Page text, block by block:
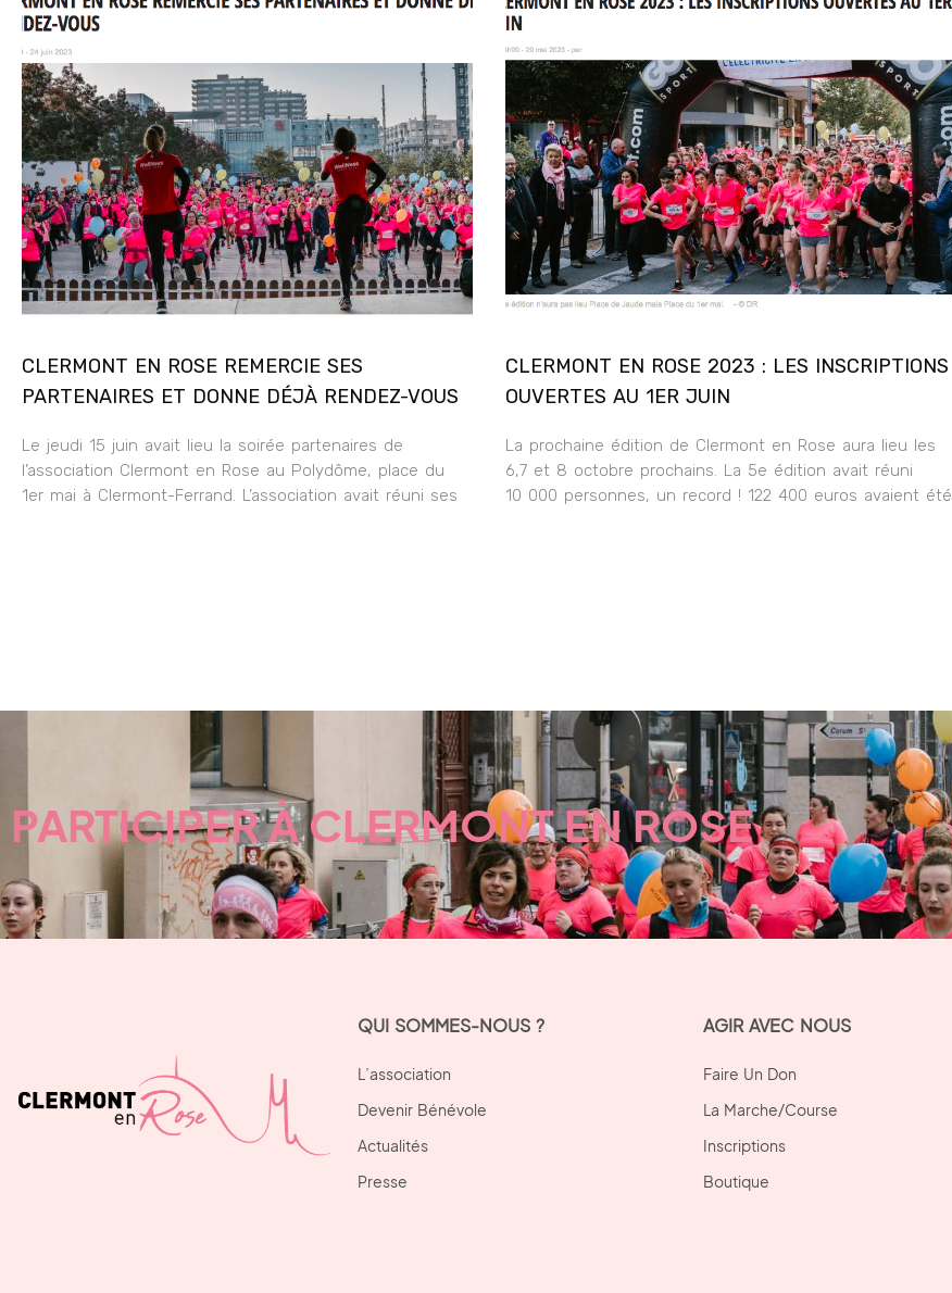
CLERMONT EN ROSE REMERCIE SES
PARTENAIRES ET DONNE DÉJÀ RENDEZ-VOUS
Le jeudi 15 juin avait lieu la soirée partenaires de
l’association Clermont en Rose au Polydôme, place du
1er mai à Clermont-Ferrand. L’association avait réuni ses
CLERMONT EN ROSE 2023 : LES INSCRIPTIONS
OUVERTES AU 1ER JUIN
La prochaine édition de Clermont en Rose aura lieu les
6,7 et 8 octobre prochains. La 5e édition avait réuni
10 000 personnes, un record ! 122 400 euros avaient été
PARTICIPER À CLERMONT EN ROSE
QUI SOMMES-NOUS ?
L’association
Devenir Bénévole
Actualités
Presse
AGIR AVEC NOUS
Faire Un Don
La Marche/Course
Inscriptions
Boutique